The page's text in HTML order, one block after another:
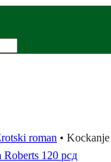
roman •
Roberts 120 рсд